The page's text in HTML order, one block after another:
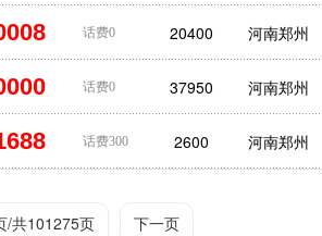
话费0 20400 河南郑州
话费0 37950 河南郑州
话费300 2600 河南郑州
/共101275页 下一页